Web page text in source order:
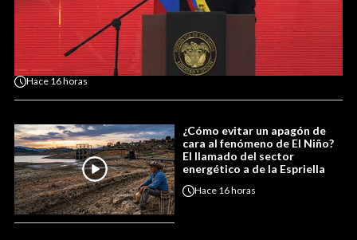
Hace 16 horas
¿Cómo evitar un apagón de
cara al fenómeno de El Niño?
El llamado del sector
energético a de la Espriella
Hace 16 horas